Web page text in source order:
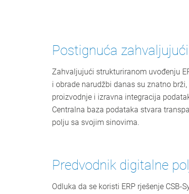
Postignuća
Zahvaljujući strukturiranom uvođenju
i obrade narudžbi danas su znatno
proizvodnje i izravna integracija
Centralna baza podataka stvara
polju sa svojim sinovima.
Predvodnik digitalne
Odluka da se koristi ERP rješenje